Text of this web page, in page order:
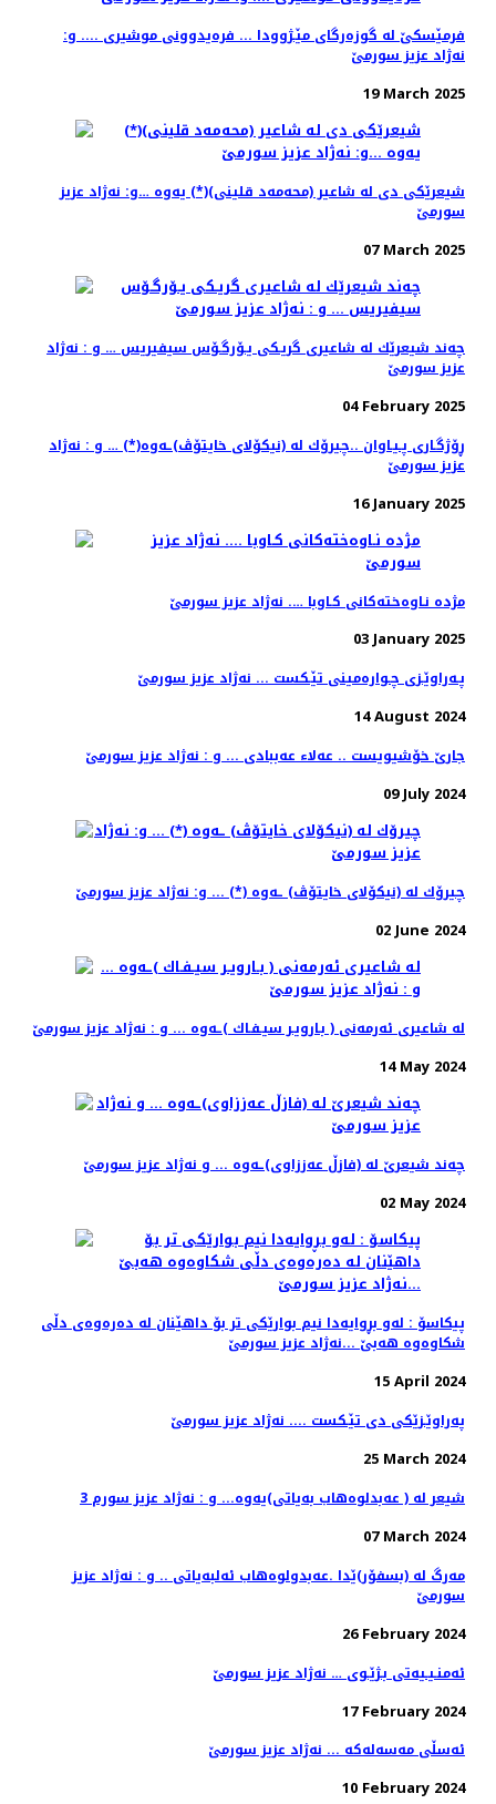
فرمێسكێ له‌ گوزه‌رگای مێـژوودا ... فره‌یدوونی موشیری .... و:
نه‌ژاد عزیز سورمێ
19 March 2025
شیعرێكی دی له ‌شاعیر (محه‌مه‌د قلینی)(*) یه‌وه‌ …و: نه‌ژاد عزیز
سورمێ
07 March 2025
چه‌ند شیعرێك له‌ شاعیری گریـكی یـۆرگـۆس سیفیریس … و : نه‌ژاد
عزیز سورمێ
04 February 2025
ڕۆژگـاری پـیـاوان ..چیرۆك له‌ (نیكۆلای خایتۆڤ)ـه‌وه‌(*) … و ‌: نه‌ژاد
عزیز سورمێ
16 January 2025
مژده‌ نـاوه‌خته‌كانی كـاوبا …. نه‌ژاد عزیز سورمێ
03 January 2025
پـه‌راوێـزی چـواره‌مینی تێـكست ... نه‌ژاد عزیز سورمێ
14 August 2024
جارێ خۆشیویست .. عەلا‌ء عەببادی ... و : نه‌ژاد عزیز سورمێ
09 July 2024
چیرۆك له‌ (نیكۆلای خایتۆڤ) ـه‌وه‌ (*) ... و: نه‌ژاد عزیز سورمێ
02 June 2024
له‌ شاعیری ئه‌رمه‌نی ( بـارویـر سیـفـاك )ـه‌وه‌ ... و : نه‌ژاد عزیز سورمێ
14 May 2024
چه‌ند شیعرێ له‌ (فازڵ عه‌ززاوی)ـه‌وه‌ ... و نه‌ژاد عزیز سورمێ
02 May 2024
پیكاسۆ : له‌و بڕوایه‌دا نیم بوارێكی تر بۆ داهێنان له‌ ده‌ره‌وه‌ی دڵی
شكاوه‌وه‌ هه‌بێ ...نه‌ژاد عزیز سورمێ
15 April 2024
په‌راوێـزێكی دی تێـكست .... نه‌ژاد عزیز سورمێ
25 March 2024
3 شیعر له‌ ( عه‌بدلوه‌هاب به‌یاتی)یه‌وه‌... و : نه‌ژاد عزیز سورم
07 March 2024
مه‌رگ له‌ (بسفۆر)ێدا .عەبدولوەهاب ئەلبەیاتی .. و : نه‌ژاد عزیز
سورمێ
26 February 2024
ئه‌منـیـیه‌تی بـژێـوی … نه‌ژاد عزیز سورمێ
17 February 2024
ئه‌سڵی مه‌سه‌له‌كه‌ ... نه‌ژاد عزیز سورمێ
10 February 2024